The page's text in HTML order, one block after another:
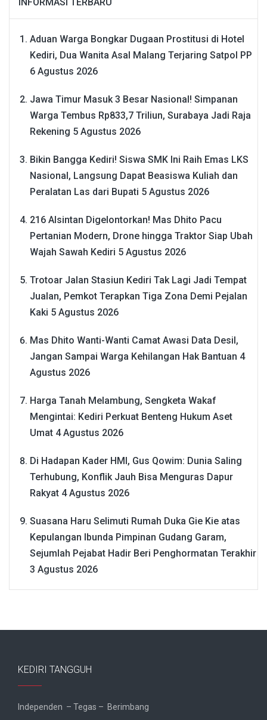
Aduan Warga Bongkar Dugaan Prostitusi di Hotel
Kediri, Dua Wanita Asal Malang Terjaring Satpol PP
6 Agustus 2026
Jawa Timur Masuk 3 Besar Nasional! Simpanan
Warga Tembus Rp833,7 Triliun, Surabaya Jadi Raja
Rekening 5 Agustus 2026
Bikin Bangga Kediri! Siswa SMK Ini Raih Emas LKS
Nasional, Langsung Dapat Beasiswa Kuliah dan
Peralatan Las dari Bupati 5 Agustus 2026
216 Alsintan Digelontorkan! Mas Dhito Pacu
Pertanian Modern, Drone hingga Traktor Siap Ubah
Wajah Sawah Kediri 5 Agustus 2026
Trotoar Jalan Stasiun Kediri Tak Lagi Jadi Tempat
Jualan, Pemkot Terapkan Tiga Zona Demi Pejalan
Kaki 5 Agustus 2026
Mas Dhito Wanti-Wanti Camat Awasi Data Desil,
Jangan Sampai Warga Kehilangan Hak Bantuan 4
Agustus 2026
Harga Tanah Melambung, Sengketa Wakaf
Mengintai: Kediri Perkuat Benteng Hukum Aset
Umat 4 Agustus 2026
Di Hadapan Kader HMI, Gus Qowim: Dunia Saling
Terhubung, Konflik Jauh Bisa Menguras Dapur
Rakyat 4 Agustus 2026
Suasana Haru Selimuti Rumah Duka Gie Kie atas
Kepulangan Ibunda Pimpinan Gudang Garam,
Sejumlah Pejabat Hadir Beri Penghormatan Terakhir
3 Agustus 2026
KEDIRI TANGGUH
Independen – Tegas – Berimbang